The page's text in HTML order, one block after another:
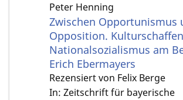
Peter Henning
Zwischen Opportunismus
Opposition.
Nationalsozialismus am
Erich Ebermayers
Rezensiert von Felix Berge
In: Zeitschrift für bayerische